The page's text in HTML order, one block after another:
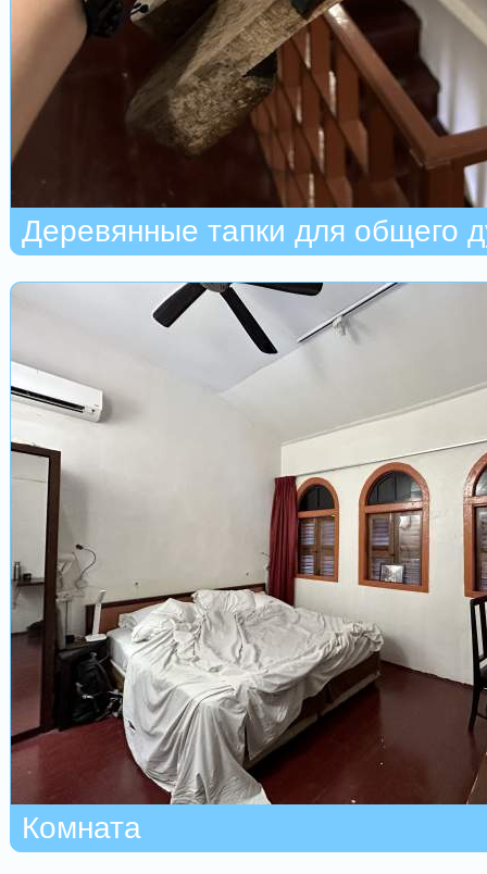
Деревянные тапки для общего
Комната